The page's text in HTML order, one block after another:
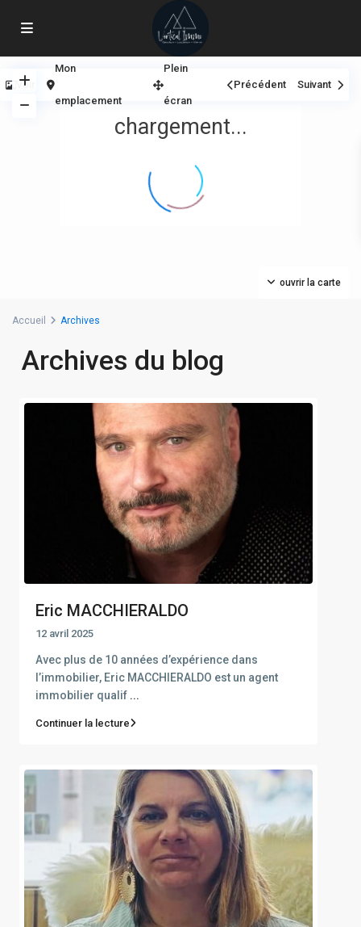
chargement...
ouvrir la carte
Voir
Mon
emplacement
Plein
écran
Précédent Suivant
Accueil Archives
Archives du blog
Eric MACCHIERALDO
12 avril 2025
Avec plus de 10 années d’expérience dans
l’immobilier, Eric MACCHIERALDO est un agent
immobilier qualif ...
Continuer la lecture